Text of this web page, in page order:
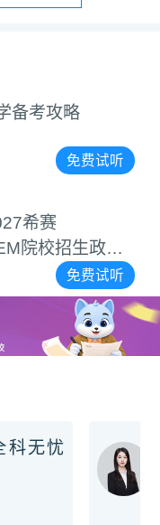
考攻略
免费试听
希赛
院校招生政策
免费试听
科无忧